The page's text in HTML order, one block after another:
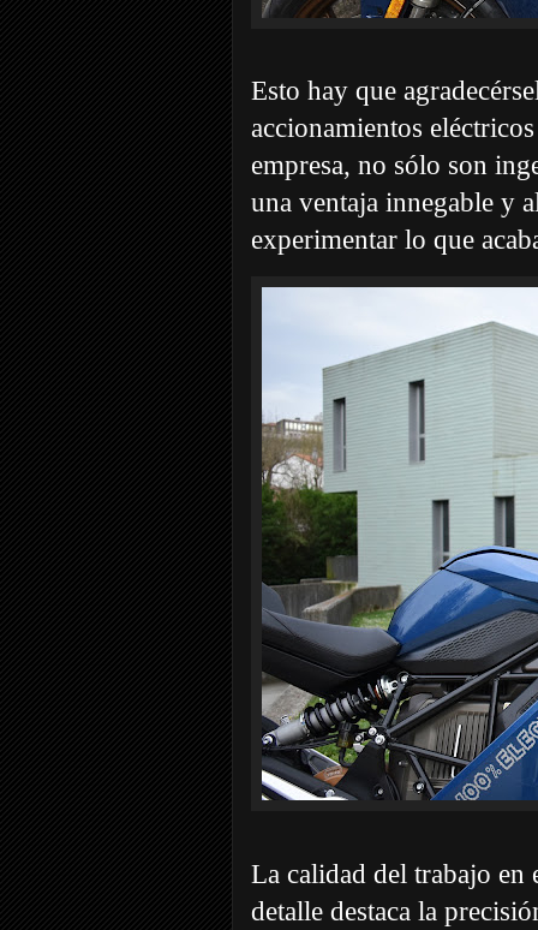
Esto hay que
accionamientos
empresa, no sólo son
una ventaja innegable y
experimentar lo que
La calidad del trabajo en
detalle destaca la